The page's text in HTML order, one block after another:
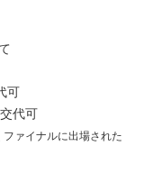
可
代可
ァイナルに出場された